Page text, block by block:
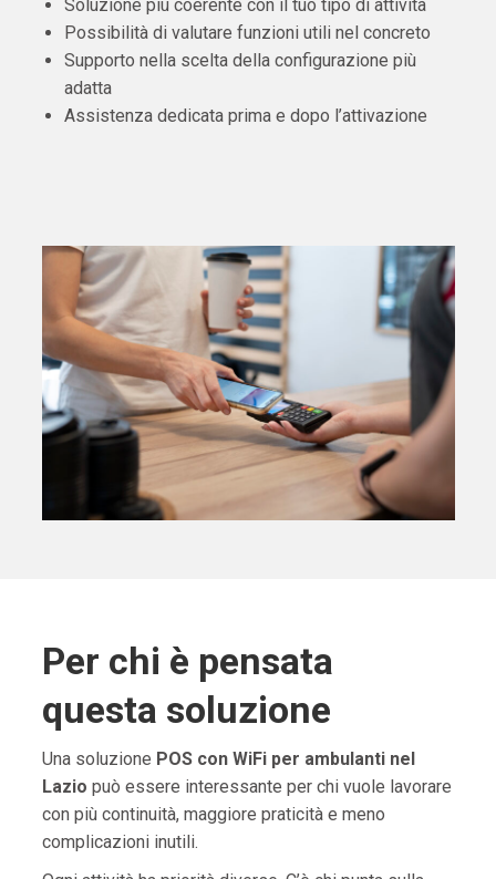
Soluzione più coerente con il tuo tipo di attività
Possibilità di valutare funzioni utili nel concreto
Supporto nella scelta della configurazione più
adatta
Assistenza dedicata prima e dopo l’attivazione
Per chi è pensata
questa soluzione
Una soluzione POS con WiFi per ambulanti nel
Lazio può essere interessante per chi vuole lavorare
con più continuità, maggiore praticità e meno
complicazioni inutili.